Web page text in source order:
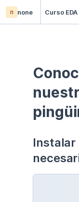
n none
Instalar